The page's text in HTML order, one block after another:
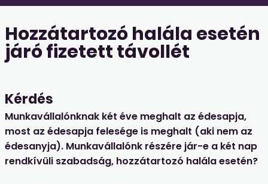
Hozzátartozó halála esetén
járó fizetett távollét
Kérdés
Munkavállalónknak két éve meghalt az édesapja,
most az édesapja felesége is meghalt (aki nem az
édesanyja). Munkavállalónk részére jár-e a két nap
rendkívüli szabadság, hozzátartozó halála esetén?